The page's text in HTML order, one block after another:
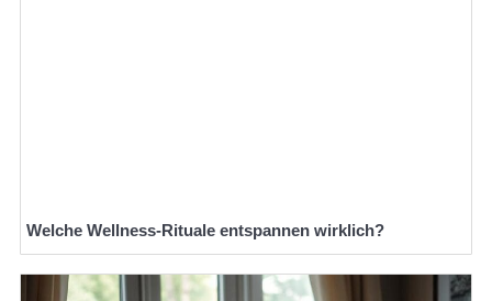
Welche Wellness-Rituale entspannen wirklich?